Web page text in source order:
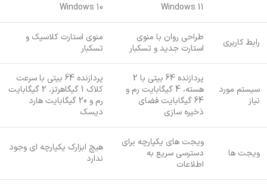
Windows 11
Windows 10
رابط کاربری
طراحی روان با منوی
استارت جدید و تسکبار
منوی استارت کلاسیک و
تسکبار
سیستم مورد
نیاز
پردازنده 64 بیتی با 2
هسته، 4 گیگابایت رم و
64 گیگابایت فضای
ذخیره سازی
پردازنده 64 بیتی با سرعت
کلاک 1 گیگاهرتز، 2 گیگابایت
رم و 20 گیگابایت هارد
دیسک
ویجت ها
ویجت های یکپارچه برای
دسترسی سریع به
اطلاعات
هیچ ابزارک یکپارچه ای وجود
ندارد